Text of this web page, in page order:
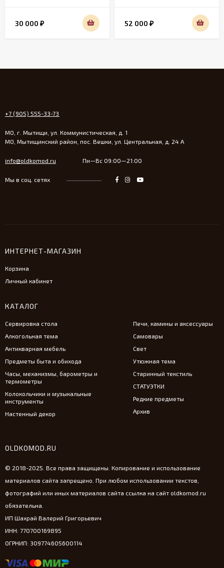
30 000 ₽ 52 000 ₽
+7 (905) 555-33-73
МО, г. Мытищи, ул. Коммунистическая, д. 1
МО, Мытищинский район, пос. Вешки, ул. Центральная, д. 24 А
info@oldkomod.ru Пн—Вс 09:00—21:00
Мы в соц. сетях
ИНТЕРНЕТ-МАГАЗИН
Корзина
Личный кабинет
КАТАЛОГ
Сервировка стола
Алкогольная тема
Антикварная мебель
Предметы быта и обихода
Часы, механизмы, барометры и
термометры
Колокольчики и музыкальные
инструменты
Настенный декор
Печи, камины и аксессуары
Самовары
Свет
Утюжная тема
Старинный текстиль
СТАТУЭТКИ
Редкие предметы
Архив
OLDKOMOD.RU
© 2018-2025. Все права защищены. Копирование и использование
материалов сайта запрещено. При любом использовании текстов,
фотографий или иных материалов сайта ссылка на сайт oldkomod.ru
обязательна.
ИП Шахрай Валерий Григорьевич
ИНН: 770700169895
ОГРНИП: 309774605600114